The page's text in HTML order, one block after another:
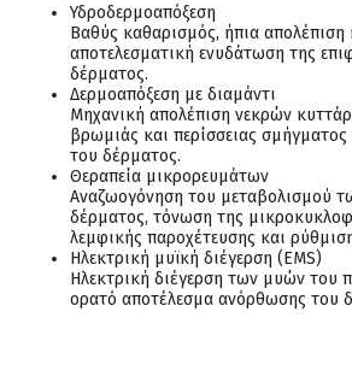
Υδροδερμοαπόξεση
Βαθύς καθαρισμός, ήπια απολέπιση
αποτελεσματική ενυδάτωση της
δέρματος.
Δερμοαπόξεση με διαμάντι
Μηχανική απολέπιση νεκρών
βρωμιάς και περίσσειας σμήγματος
του δέρματος.
Θεραπεία μικρορευμάτων
Αναζωογόνηση του μεταβολισμού
δέρματος, τόνωση της
λεμφικής παροχέτευσης και
Ηλεκτρική μυϊκή διέγερση (EMS)
Ηλεκτρική διέγερση των μυών του
ορατό αποτέλεσμα ανόρθωσης του